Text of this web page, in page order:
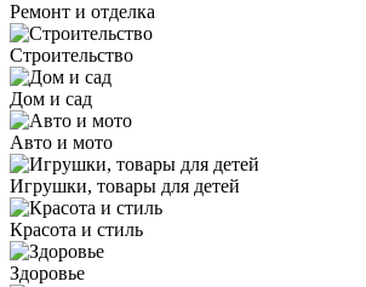
Ремонт и отделка
Строительство
Дом и сад
Авто и мото
Игрушки, товары для детей
Красота и стиль
Здоровье